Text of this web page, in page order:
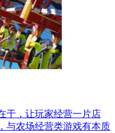
于，让玩家经营一片店
与农场经营类游戏有本质